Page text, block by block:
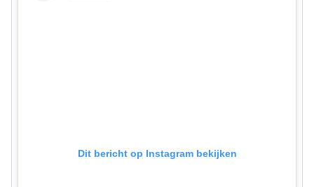
Dit bericht op Instagram bekijken